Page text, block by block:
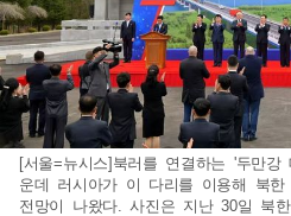
[서울=뉴시스]북러를 연결하는 '두만
운데 러시아가 이 다리를 이용해 북
전망이 나왔다. 사진은 지난 30일 북